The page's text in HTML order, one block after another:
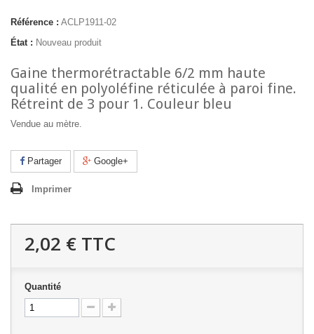
Référence : ACLP1911-02
État : Nouveau produit
Gaine thermorétractable 6/2 mm haute
qualité en polyoléfine réticulée à paroi fine.
Rétreint de 3 pour 1. Couleur bleu
Vendue au mètre.
Partager Google+
Imprimer
2,02 € TTC
Quantité